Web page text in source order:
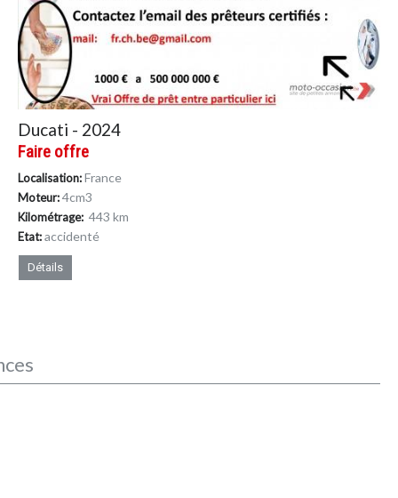
Ducati - 2024
Faire offre
Localisation:France
Moteur:4cm3
Kilométrage: 443 km
Etat:accidenté
Détails